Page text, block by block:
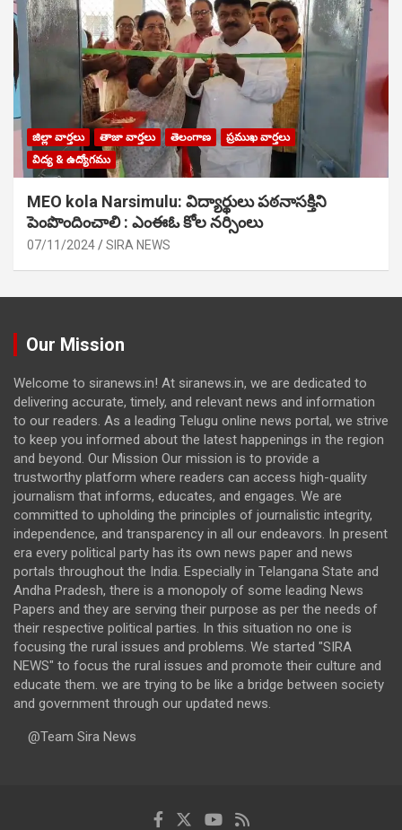
జిల్లా వార్తలు తాజా వార్తలు తెలంగాణ
ప్రముఖ వార్తలు
విద్య & ఉద్యోగము
MEO kola Narsimulu: విద్యార్థులు పఠ‌నాసక్తిని
పెంపొందించాలి : ఎంఈఓ కోల నర్సింలు
07/11/2024 SIRA NEWS
Our Mission
Welcome to siranews.in! At siranews.in, we are dedicated to
delivering accurate, timely, and relevant news and information
to our readers. As a leading Telugu online news portal, we strive
to keep you informed about the latest happenings in the region
and beyond. Our Mission Our mission is to provide a
trustworthy platform where readers can access high-quality
journalism that informs, educates, and engages. We are
committed to upholding the principles of journalistic integrity,
independence, and transparency in all our endeavors. In present
era every political party has its own news paper and news
portals throughout the India. Especially in Telangana State and
Andha Pradesh, there is a monopoly of some leading News
Papers and they are serving their purpose as per the needs of
their respective political parties. In this situation no one is
focusing the rural issues and problems. We started "SIRA
NEWS" to focus the rural issues and promote their culture and
educate them. we are trying to be like a bridge between society
and government through our updated news.
@Team Sira News